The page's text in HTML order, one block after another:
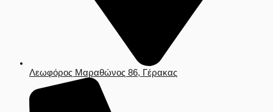
Λεωφόρος Μαραθώνος 86, Γέρακας